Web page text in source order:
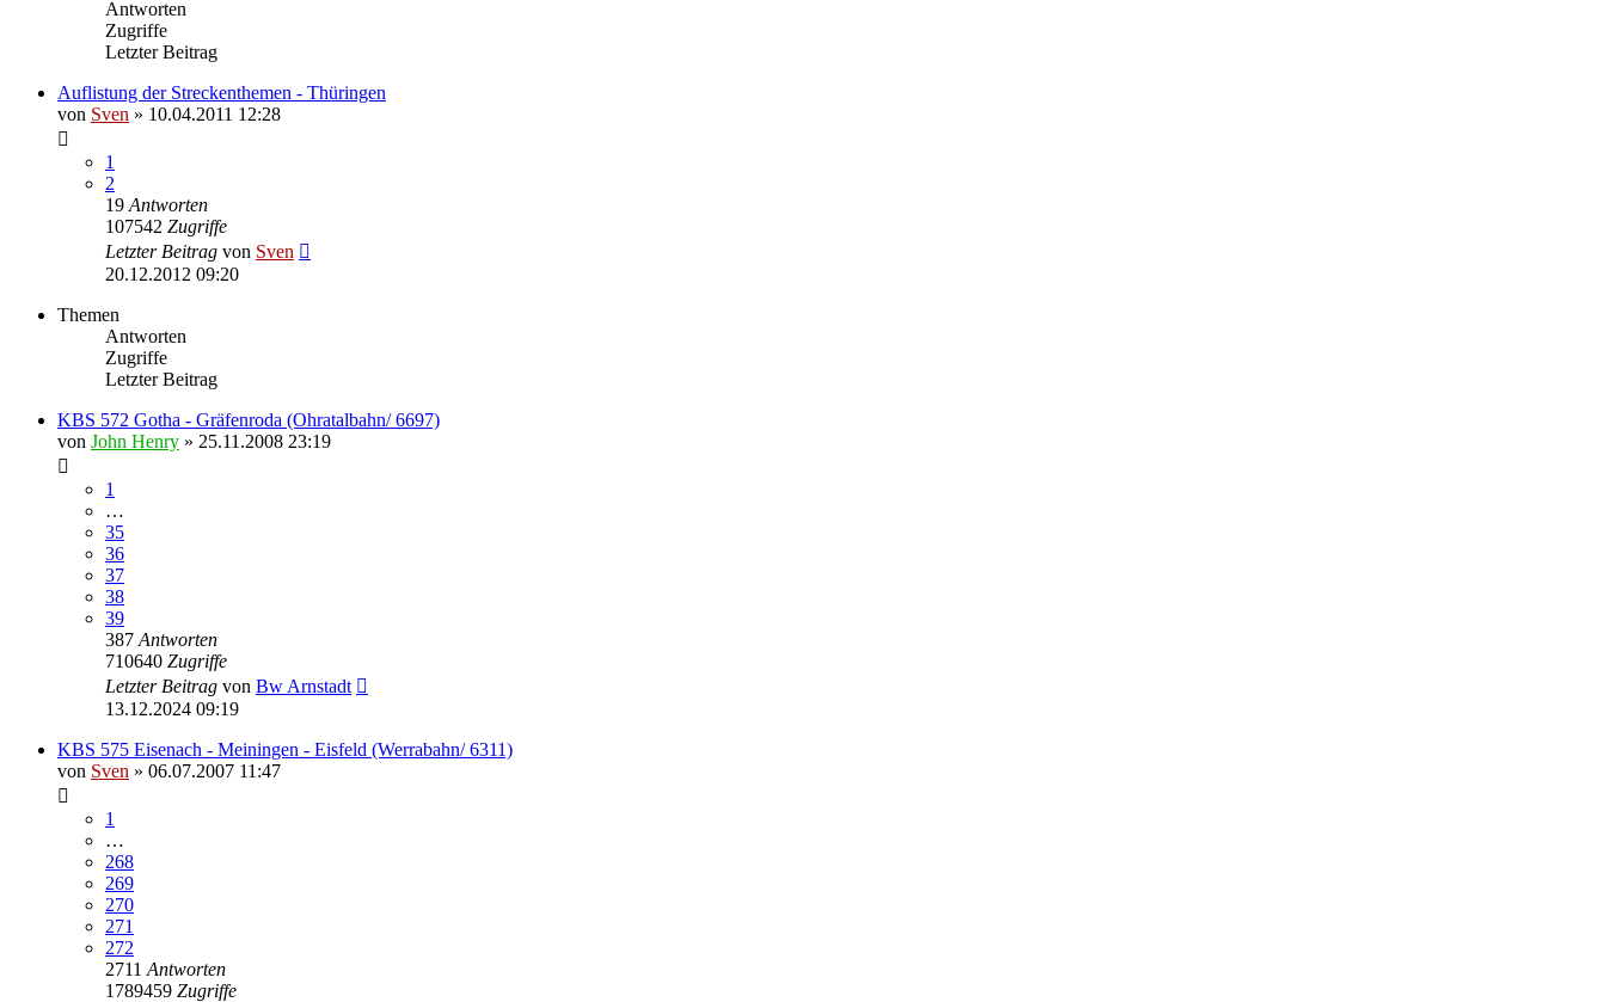
Antworten
Zugriffe
Letzter Beitrag
Auflistung der Streckenthemen - Thüringen
von Sven » 10.04.2011 12:28
1
2
19 Antworten
107542 Zugriffe
Letzter Beitrag von Sven
20.12.2012 09:20
Themen
Antworten
Zugriffe
Letzter Beitrag
KBS 572 Gotha - Gräfenroda (Ohratalbahn/ 6697)
von John Henry » 25.11.2008 23:19
1
…
35
36
37
38
39
387 Antworten
710640 Zugriffe
Letzter Beitrag von Bw Arnstadt
13.12.2024 09:19
KBS 575 Eisenach - Meiningen - Eisfeld (Werrabahn/ 6311)
von Sven » 06.07.2007 11:47
1
…
268
269
270
271
272
2711 Antworten
1789459 Zugriffe